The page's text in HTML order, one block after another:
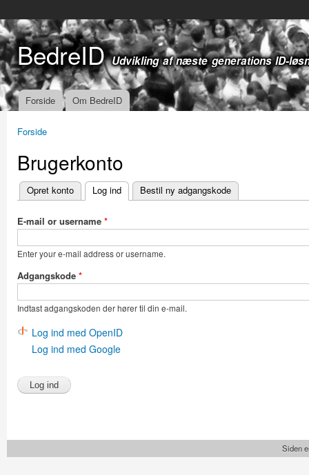
BedreID Udvikling af næste generations ID-
Hovedmenu
Forside Om BedreID
Forside
Brugerkonto
Primære faneblade
Opret konto Log ind (aktiv fane)
Bestil ny adgangskode
E-mail or username *
Enter your e-mail address or username.
Adgangskode *
Indtast adgangskoden der hører til din e-mail.
Log ind med OpenID
Log ind med Google
Siden